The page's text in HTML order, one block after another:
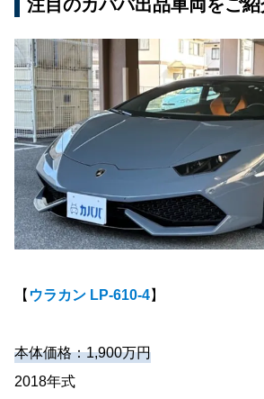
注目のカババ出品車両をご紹
【 ウラカン LP-610-4】
本体価格：1,900万円
2018年式